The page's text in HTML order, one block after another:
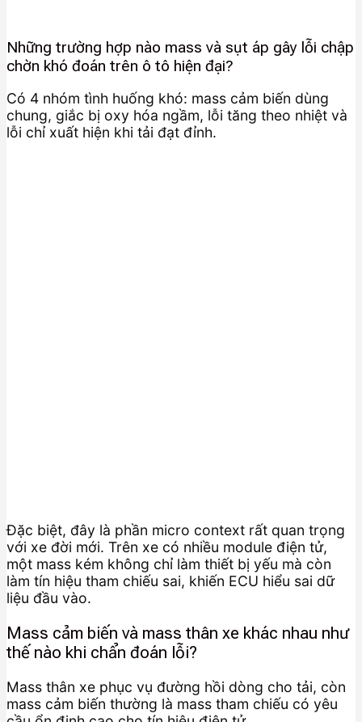
Những trường hợp nào mass và sụt áp gây lỗi chập
chờn khó đoán trên ô tô hiện đại?
Có 4 nhóm tình huống khó: mass cảm biến dùng
chung, giắc bị oxy hóa ngầm, lỗi tăng theo nhiệt và
lỗi chỉ xuất hiện khi tải đạt đỉnh.
Đặc biệt, đây là phần micro context rất quan trọng
với xe đời mới. Trên xe có nhiều module điện tử,
một mass kém không chỉ làm thiết bị yếu mà còn
làm tín hiệu tham chiếu sai, khiến ECU hiểu sai dữ
liệu đầu vào.
Mass cảm biến và mass thân xe khác nhau như
thế nào khi chẩn đoán lỗi?
Mass thân xe phục vụ đường hồi dòng cho tải, còn
mass cảm biến thường là mass tham chiếu có yêu